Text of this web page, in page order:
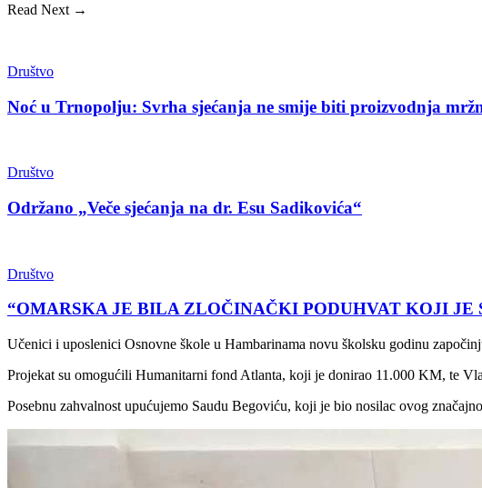
Read Next →
Društvo
Noć u Trnopolju: Svrha sjećanja ne smije biti proizvodnja
Društvo
Održano „Veče sjećanja na dr. Esu Sadikovića“
Društvo
“OMARSKA JE BILA ZLOČINAČKI PODUHVAT KOJI
Učenici i uposlenici Osnovne škole u Hambarinama novu školsku godinu
Projekat su omogućili Humanitarni fond Atlanta, koji je donirao 11.000 KM, te
Posebnu zahvalnost upućujemo Saudu Begoviću, koji je bio nosilac ovog